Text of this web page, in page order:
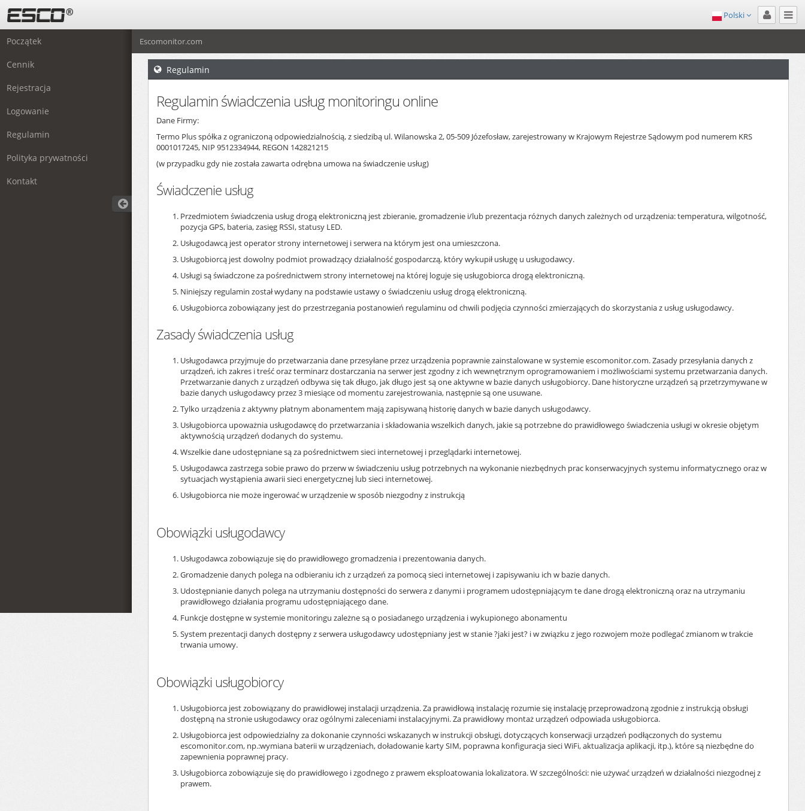
Polski
Początek
Cennik
Rejestracja
Logowanie
Regulamin
Polityka prywatności
Kontakt
Escomonitor.com
Regulamin
Regulamin świadczenia usług monitoringu online
Dane Firmy:
Termo Plus spółka z ograniczoną odpowiedzialnością, z siedzibą ul. Wilanowska 2, 05-509 Józefosław, zarejestrowany w Krajowym Rejestrze Sądowym pod numerem KRS
0001017245, NIP 9512334944, REGON 142821215
(w przypadku gdy nie została zawarta odrębna umowa na świadczenie usług)
Świadczenie usług
Przedmiotem świadczenia usług drogą elektroniczną jest zbieranie, gromadzenie i/lub prezentacja różnych danych zależnych od urządzenia: temperatura, wilgotność,
pozycja GPS, bateria, zasięg RSSI, statusy LED.
Usługodawcą jest operator strony internetowej i serwera na którym jest ona umieszczona.
Usługobiorcą jest dowolny podmiot prowadzący działalność gospodarczą, który wykupił usługę u usługodawcy.
Usługi są świadczone za pośrednictwem strony internetowej na której loguje się usługobiorca drogą elektroniczną.
Niniejszy regulamin został wydany na podstawie ustawy o świadczeniu usług drogą elektroniczną.
Usługobiorca zobowiązany jest do przestrzegania postanowień regulaminu od chwili podjęcia czynności zmierzających do skorzystania z usług usługodawcy.
Zasady świadczenia usług
Usługodawca przyjmuje do przetwarzania dane przesyłane przez urządzenia poprawnie zainstalowane w systemie escomonitor.com. Zasady przesyłania danych z
urządzeń, ich zakres i treść oraz terminarz dostarczania na serwer jest zgodny z ich wewnętrznym oprogramowaniem i możliwościami systemu przetwarzania danych.
Przetwarzanie danych z urządzeń odbywa się tak długo, jak długo jest są one aktywne w bazie danych usługobiorcy. Dane historyczne urządzeń są przetrzymywane w
bazie danych usługodawcy przez 3 miesiące od momentu zarejestrowania, następnie są one usuwane.
Tylko urządzenia z aktywny płatnym abonamentem mają zapisywaną historię danych w bazie danych usługodawcy.
Usługobiorca upoważnia usługodawcę do przetwarzania i składowania wszelkich danych, jakie są potrzebne do prawidłowego świadczenia usługi w okresie objętym
aktywnością urządzeń dodanych do systemu.
Wszelkie dane udostępniane są za pośrednictwem sieci internetowej i przeglądarki internetowej.
Usługodawca zastrzega sobie prawo do przerw w świadczeniu usług potrzebnych na wykonanie niezbędnych prac konserwacyjnych systemu informatycznego oraz w
sytuacjach wystąpienia awarii sieci energetycznej lub sieci internetowej.
Usługobiorca nie może ingerować w urządzenie w sposób niezgodny z instrukcją
Obowiązki usługodawcy
Usługodawca zobowiązuje się do prawidłowego gromadzenia i prezentowania danych.
Gromadzenie danych polega na odbieraniu ich z urządzeń za pomocą sieci internetowej i zapisywaniu ich w bazie danych.
Udostępnianie danych polega na utrzymaniu dostępności do serwera z danymi i programem udostępniającym te dane drogą elektroniczną oraz na utrzymaniu
prawidłowego działania programu udostępniającego dane.
Funkcje dostępne w systemie monitoringu zależne są o posiadanego urządzenia i wykupionego abonamentu
System prezentacji danych dostępny z serwera usługodawcy udostępniany jest w stanie ?jaki jest? i w związku z jego rozwojem może podlegać zmianom w trakcie
trwania umowy.
Obowiązki usługobiorcy
Usługobiorca jest zobowiązany do prawidłowej instalacji urządzenia. Za prawidłową instalację rozumie się instalację przeprowadzoną zgodnie z instrukcją obsługi
dostępną na stronie usługodawcy oraz ogólnymi zaleceniami instalacyjnymi. Za prawidłowy montaż urządzeń odpowiada usługobiorca.
Usługobiorca jest odpowiedzialny za dokonanie czynności wskazanych w instrukcji obsługi, dotyczących konserwacji urządzeń podłączonych do systemu
escomonitor.com, np.:wymiana baterii w urządzeniach, doładowanie karty SIM, poprawna konfiguracja sieci WiFi, aktualizacja aplikacji, itp.), które są niezbędne do
zapewnienia poprawnej pracy.
Usługobiorca zobowiązuje się do prawidłowego i zgodnego z prawem eksploatowania lokalizatora. W szczególności: nie używać urządzeń w działalności niezgodnej z
prawem.